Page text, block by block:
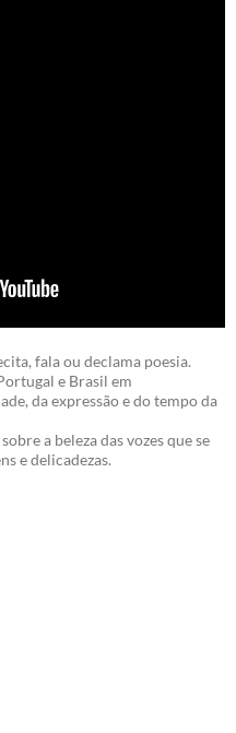
fala ou declama poesia.
e Brasil em
da expressão e do tempo da
a beleza das vozes que se
e delicadezas.